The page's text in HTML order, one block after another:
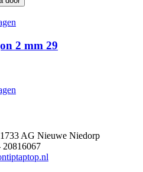
2 mm 29
AG Nieuwe Niedorp
20816067